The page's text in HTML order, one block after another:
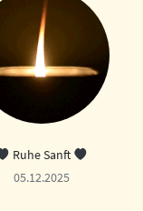
Ruhe Sanft
05.12.2025